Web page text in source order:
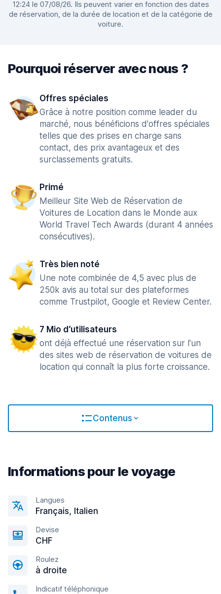
12:24 le 07/08/26. Ils peuvent varier en fonction des dates
de réservation, de la durée de location et de la catégorie de
voiture.
Pourquoi réserver avec nous ?
Offres spéciales
Grâce à notre position comme leader du
marché, nous bénéficions d'offres spéciales
telles que des prises en charge sans
contact, des prix avantageux et des
surclassements gratuits.
Primé
Meilleur Site Web de Réservation de
Voitures de Location dans le Monde aux
World Travel Tech Awards (durant 4 années
consécutives).
Très bien noté
Une note combinée de 4,5 avec plus de
250k avis au total sur des plateformes
comme Trustpilot, Google et Review Center.
7 Mio d‘utilisateurs
ont déjà effectué une réservation sur l'un
des sites web de réservation de voitures de
location qui connaît la plus forte croissance.
Contenus
Informations pour le voyage
Langues
Français, Italien
Devise
CHF
Roulez
à droite
Indicatif téléphonique